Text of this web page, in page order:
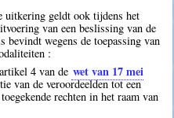
uitkering geldt ook tijdens het
van een beslissing van de
bevindt wegens de toepassing van
:
4 van de wet van 17 mei
van de veroordeelden tot een
rechten in het raam van